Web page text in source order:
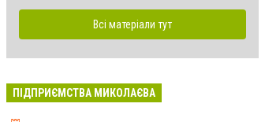
Всі матеріали тут
ПІДПРИЄМСТВА МИКОЛАЄВА